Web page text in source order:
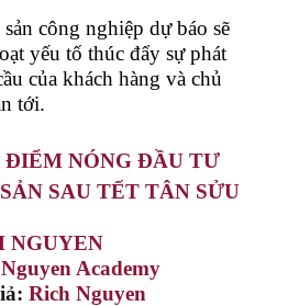
công nghiệp dự báo sẽ
yếu tố thúc đẩy sự phát
của khách hàng và chủ
tới.
ĐIỂM NÓNG ĐẦU TƯ
SAU TẾT TÂN SỬU
NGUYEN
Academy
Rich Nguyen